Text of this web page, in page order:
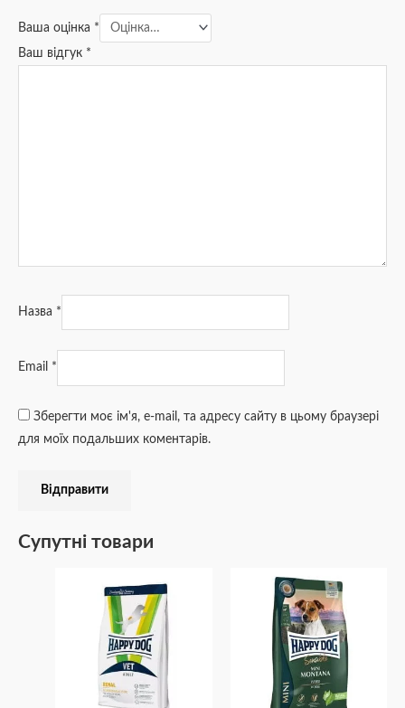
Ваша оцінка *
Ваш відгук *
Назва *
Email *
Зберегти моє ім'я, e-mail, та адресу сайту в цьому браузері
для моїх подальших коментарів.
Супутні товари